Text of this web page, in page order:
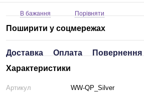
В бажання Порівняти
Поширити у соцмережах
Доставка Оплата Повернення
Характеристики
Артикул
WW-QP_Silver